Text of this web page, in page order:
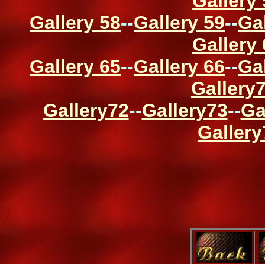
Gallery 58--Gallery 59--
Gallery
Gallery 65--Gallery 66--
Gallery72--Gallery73--